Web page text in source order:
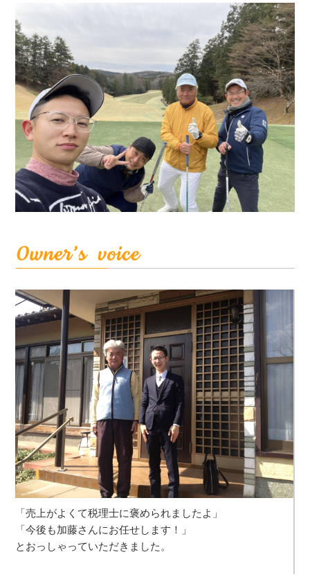
「売上がよくて税理士に褒められましたよ」
「今後も加藤さんにお任せします！」
とおっしゃっていただきました。